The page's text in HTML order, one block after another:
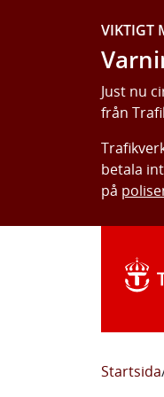
VIKTIGT
Just nu
från
betala
på
Startsida